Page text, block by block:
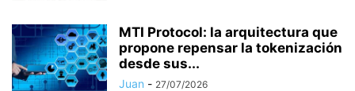
MTI Protocol: la arquitectura que
propone repensar la tokenización
desde sus...
Juan - 27/07/2026